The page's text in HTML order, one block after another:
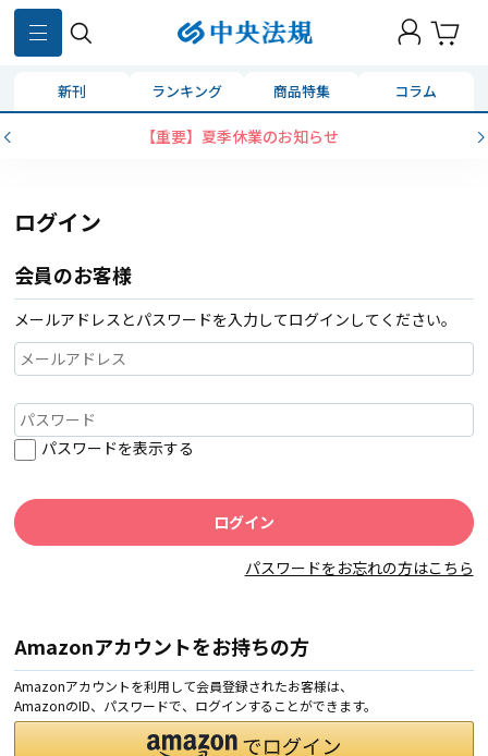
新刊 ランキング 商品特集 コラム
【重要】夏季休業のお知らせ
ログイン
会員のお客様
メールアドレスとパスワードを入力してログインしてください。
パスワードを表示する
パスワードをお忘れの方はこちら
Amazonアカウントをお持ちの方
Amazonアカウントを利用して会員登録されたお客様は、
AmazonのID、パスワードで、ログインすることができます。